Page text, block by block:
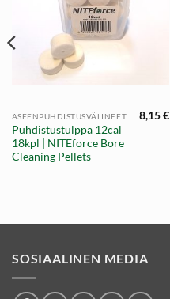
ASEENPUHDISTUSVÄLINEET
Puhdistustulppa 12cal
18kpl | NITEforce Bore
Cleaning Pellets
8,15€
SOSIAALINEN MEDIA